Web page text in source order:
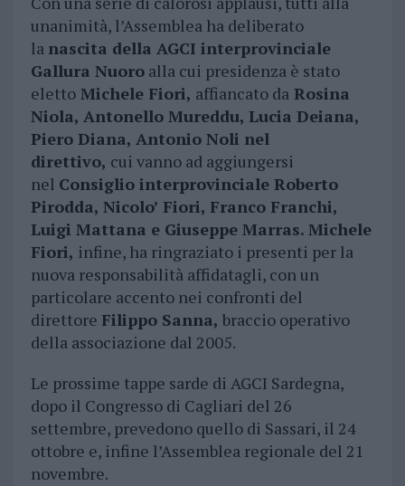
unanimità, l’Assemblea ha deliberato
la nascita della AGCI interprovinciale
Gallura Nuoroalla cui presidenza è stato
elettoMichele Fiori, affiancato daRosina
Niola, Antonello Mureddu, Lucia Deiana,
Piero Diana, Antonio Noli nel
direttivo, cui vanno ad aggiungersi
nel Consiglio interprovinciale Roberto
Pirodda, Nicolo’ Fiori, Franco Franchi,
Luigi Mattana e Giuseppe Marras. Michele
Fiori, infine, ha ringraziato i presenti per la
nuova responsabilità affidatagli, con un
particolare accento nei confronti del
direttore Filippo Sanna, braccio operativo
della associazione dal 2005.
Le prossime tappe sarde di AGCI Sardegna,
dopo il Congresso di Cagliari del 26
settembre, prevedono quello di Sassari, il 24
ottobre e, infine l’Assemblea regionale del 21
novembre.